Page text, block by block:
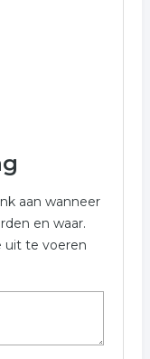
aan wanneer
en waar.
uit te voeren